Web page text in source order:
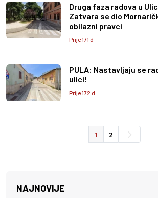
Druga faza radova u
Zatvara se dio
obilazni pravci
Prije 171 d
PULA: Nastavljaju se
ulici!
Prije 172 d
1 2
NAJNOVIJE